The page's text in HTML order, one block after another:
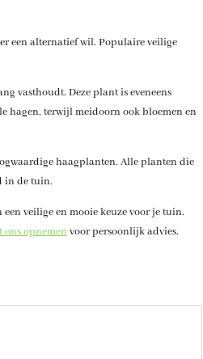
een alternatief wil. Populaire veilige
vasthoudt. Deze plant is eveneens
hagen, terwijl meidoorn ook bloemen en
haagplanten. Alle planten die
in de tuin.
veilige en mooie keuze voor je tuin.
ons opnemen voor persoonlijk advies.